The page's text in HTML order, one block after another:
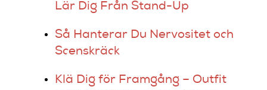
Lär Dig Från Stand-Up
Så Hanterar Du Nervositet och
Scenskräck
Klä Dig för Framgång – Outfit